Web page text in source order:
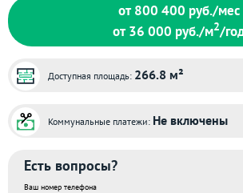
от 800 400 руб./мес
от 36 000 руб./м2/
Доступная площадь: 266.8 м²
Коммунальные платежи: Не включены
Есть вопросы?
Ваш номер телефона